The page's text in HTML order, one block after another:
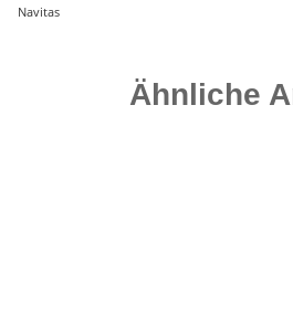
Navitas
Ähnliche